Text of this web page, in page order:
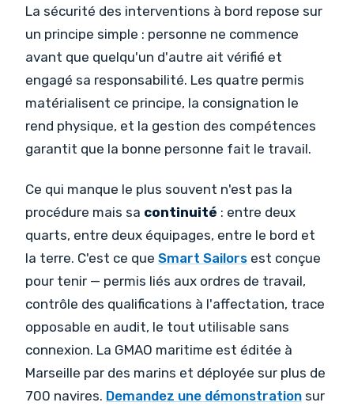
La sécurité des interventions à bord repose sur
un principe simple : personne ne commence
avant que quelqu'un d'autre ait vérifié et
engagé sa responsabilité. Les quatre permis
matérialisent ce principe, la consignation le
rend physique, et la gestion des compétences
garantit que la bonne personne fait le travail.
Ce qui manque le plus souvent n'est pas la
procédure mais sa continuité : entre deux
quarts, entre deux équipages, entre le bord et
la terre. C'est ce que Smart Sailors est conçue
pour tenir — permis liés aux ordres de travail,
contrôle des qualifications à l'affectation, trace
opposable en audit, le tout utilisable sans
connexion. La GMAO maritime est éditée à
Marseille par des marins et déployée sur plus de
700 navires. Demandez une démonstration sur